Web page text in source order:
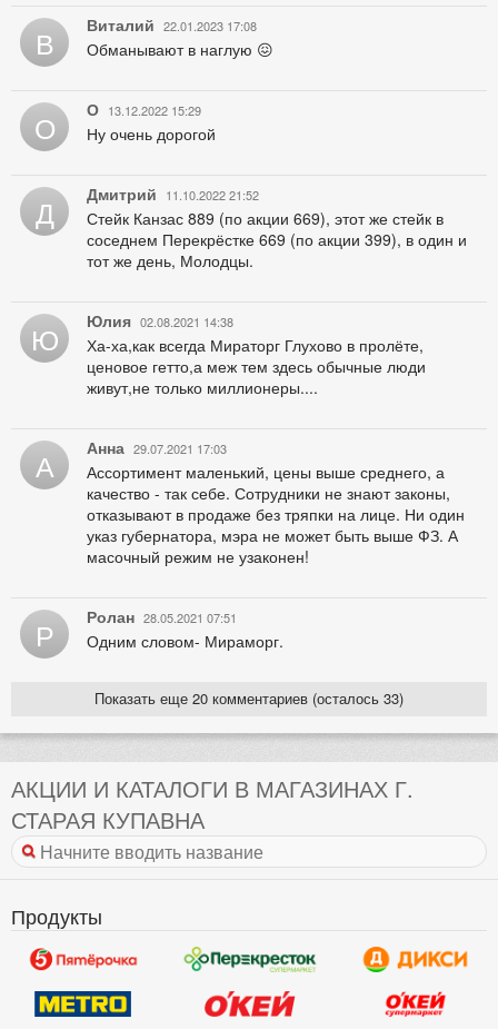
В Виталий 22.01.2023 17:08
Обманывают в наглую 😖
О О 13.12.2022 15:29
Ну очень дорогой
Д Дмитрий 11.10.2022 21:52
Стейк Канзас 889 (по акции 669), этот же стейк в
соседнем Перекрёстке 669 (по акции 399), в один и
тот же день, Молодцы.
Ю Юлия 02.08.2021 14:38
Ха-ха,как всегда Мираторг Глухово в пролёте,
ценовое гетто,а меж тем здесь обычные люди
живут,не только миллионеры....
А Анна 29.07.2021 17:03
Ассортимент маленький, цены выше среднего, а
качество - так себе. Сотрудники не знают законы,
отказывают в продаже без тряпки на лице. Ни один
указ губернатора, мэра не может быть выше ФЗ. А
масочный режим не узаконен!
Р Ролан 28.05.2021 07:51
Одним словом- Мираморг.
Показать еще 20 комментариев (осталось 33)
АКЦИИ И КАТАЛОГИ В МАГАЗИНАХ Г.
СТАРАЯ КУПАВНА
Продукты